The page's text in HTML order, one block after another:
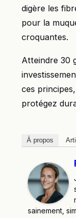
digère les
pour la
croquantes.
Atteindre 30
ces
protégez
À propos
sainement,